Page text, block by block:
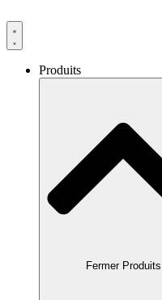
Produits
Fermer Produits